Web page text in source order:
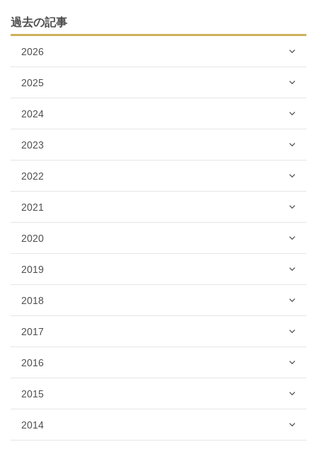
過去の記事
2026
2025
2024
2023
2022
2021
2020
2019
2018
2017
2016
2015
2014